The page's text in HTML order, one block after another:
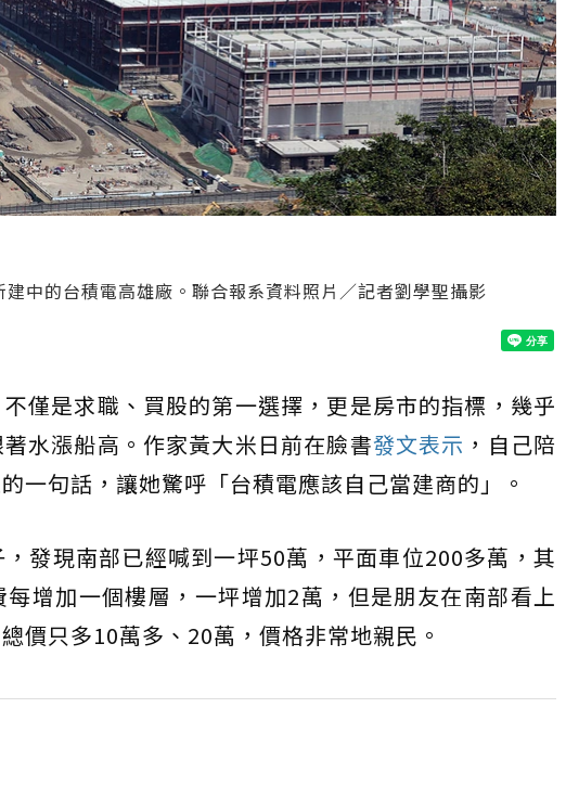
中的台積電高雄廠。聯合報系資料照片／記者劉學聖攝影
不僅是求職、買股的第一選擇，更是房市的指標，幾乎
水漲船高。作家黃大米日前在臉書發文表示 ，自己陪
一句話，讓她驚呼「台積電應該自己當建商的」。
發現南部已經喊到一坪50萬，平面車位200多萬，其
增加一個樓層，一坪增加2萬，但是朋友在南部看上
價只多10萬多、20萬，價格非常地親民。